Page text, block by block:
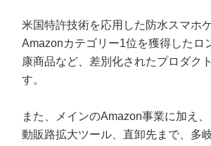
米国特許技術を応用した防水スマホ
Amazonカテゴリー1位を獲得したロ
康商品など、差別化されたプロダク
す。
また、メインのAmazon事業に加え
動販路拡大ツール、直卸先まで、多